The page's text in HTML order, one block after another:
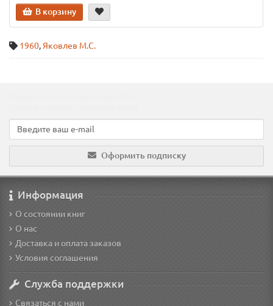
В корзину
1960, Яковлев М.С.
Оформить подписку
Информация
О состоянии книг
О нас
Доставка и оплата заказов
Условия соглашения
Служба поддержки
Связаться с нами